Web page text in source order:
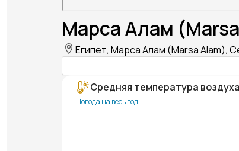
Марса Алам
Египет, Марса Алам (Marsa Alam),
Средняя температура воздуха
Погода на весь год